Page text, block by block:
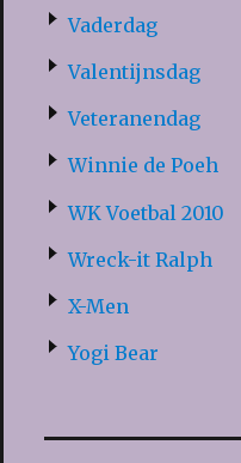
Vaderdag
Valentijnsdag
Veteranendag
Winnie de Poeh
WK Voetbal 2010
Wreck-it Ralph
X-Men
Yogi Bear